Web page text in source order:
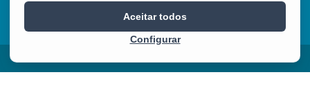
Configurar
Aceitar todos